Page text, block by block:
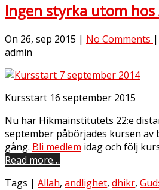
Ingen styrka utom hos
On 26, sep 2015 | No Comments
admin
Kursstart 16 september 2015
Nu har Hikmainstitutets 22:e
september påbörjades kursen av
gång. Bli medlem idag och följ
Read more…
Tags | Allah, andlighet, dhikr,